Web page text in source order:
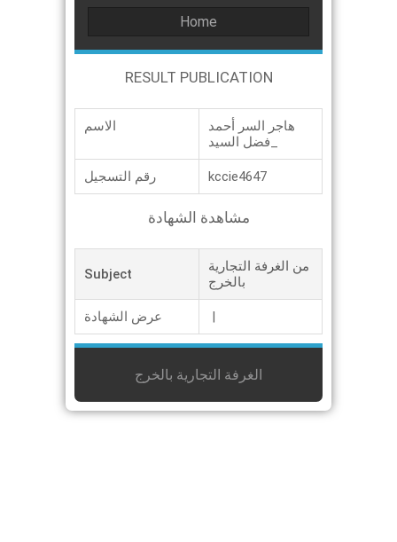
Home
RESULT PUBLICATION
الاسم
هاجر السر أحمد
رقم التسجيل kccie4647
مشاهدة الشهادة
Subject
من الغرفة التجارية
بالخرج
عرض الشهادة
الغرفة التجارية بالخرج